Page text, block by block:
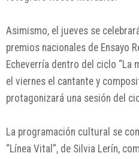
Asimismo, el jueves se
premios nacionales de Ensayo
Echeverría dentro del ciclo “La
el viernes el cantante y
protagonizará una sesión del
La programación cultural se
“Línea Vital”, de Silvia Lerín,